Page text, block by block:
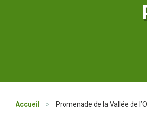
Accueil > Promenade de la Vallée de